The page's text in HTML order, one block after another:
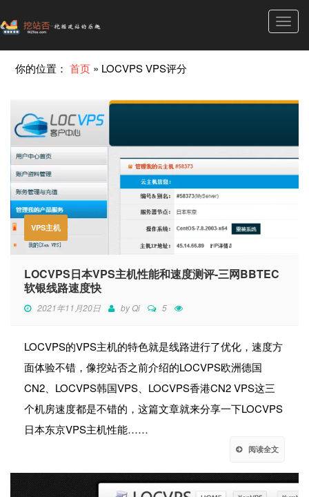
你的位置：首页 » LOCVPS VPS评分
VPS主机
LOCVPS日本VPS主机性能和速度测评-三网BBTEC
软银线路速度快
2021年11月20日 byQi 5
LOCVPS的VPS主机的特色就是线路进行了优化，速度方
面体验不错，像挖站否之前介绍的LOCVPS欧洲德国
CN2、LOCVPS韩国VPS、LOCVPS香港CN2 VPS这三
个机房速度都是不错的，这篇文章就来分享一下LOCVPS
日本东京VPS主机性能……
阅读全文